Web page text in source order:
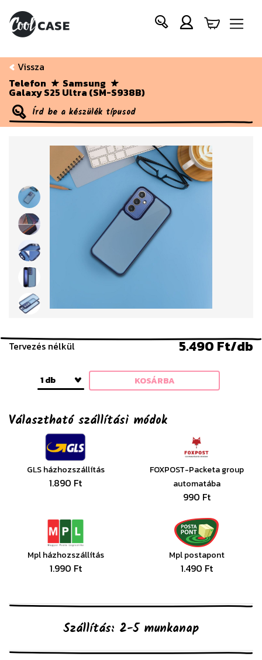
Vissza
Telefon
Samsung
Galaxy S25 Ultra (SM-S938B)
Tervezés nélkül 5.490 Ft/db
1 db KOSÁRBA
Választható szállítási módok
GLS házhozszállítás
1.890 Ft
FOXPOST-Packeta group
automatába
990 Ft
Mpl házhozszállítás
1.990 Ft
Mpl postapont
1.490 Ft
Szállítás: 2-5 munkanap